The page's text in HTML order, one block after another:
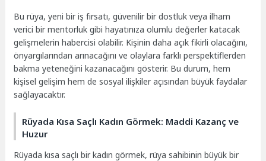
Bu rüya, yeni bir iş fırsatı, güvenilir bir dostluk veya ilham
verici bir mentorluk gibi hayatınıza olumlu değerler katacak
gelişmelerin habercisi olabilir. Kişinin daha açık fikirli olacağını,
önyargılarından arınacağını ve olaylara farklı perspektiflerden
bakma yeteneğini kazanacağını gösterir. Bu durum, hem
kişisel gelişim hem de sosyal ilişkiler açısından büyük faydalar
sağlayacaktır.
Rüyada Kısa Saçlı Kadın Görmek: Maddi Kazanç ve
Huzur
Rüyada kısa saçlı bir kadın görmek, rüya sahibinin büyük bir